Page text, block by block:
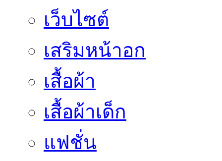
เว็บไซต์
เสริมหน้าอก
เสื้อผ้า
เสื้อผ้าเด็ก
แฟชั่น